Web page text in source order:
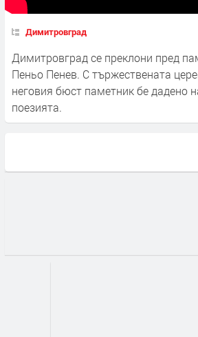
Димитровград
Димитровград се преклони пред
Пеньо Пенев. С тържествената
неговия бюст паметник бе дадено
поезията.